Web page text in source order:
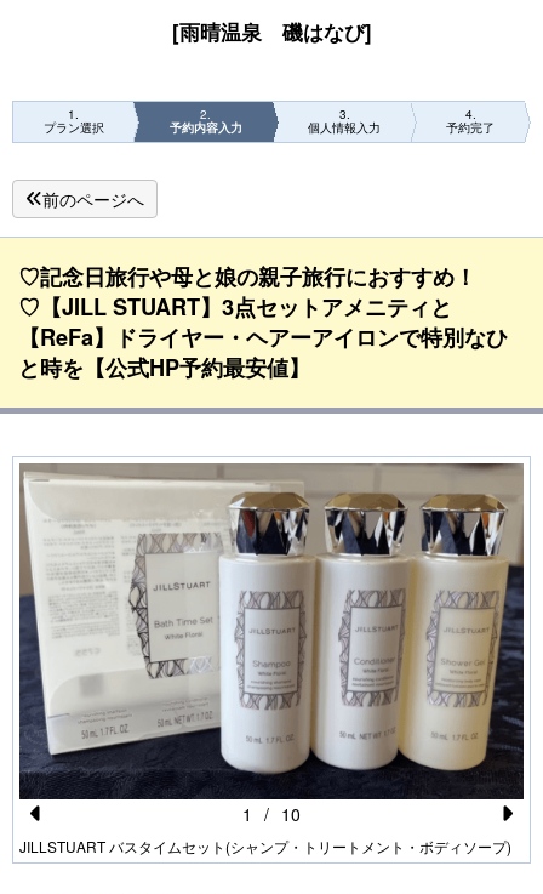
[雨晴温泉 磯はなび]
1
プラン選択
2
予約内容入力
3
個人情報入力
4
予約完了
前のページへ
♡記念日旅行や母と娘の親子旅行におすすめ！
♡【JILL STUART】3点セットアメニティと
【ReFa】ドライヤー・ヘアーアイロンで特別なひ
と時を【公式HP予約最安値】
Pr
JILLSTUART バスタイムセット(シャンプ・トリートメント・ボディソープ)
N
1 / 10